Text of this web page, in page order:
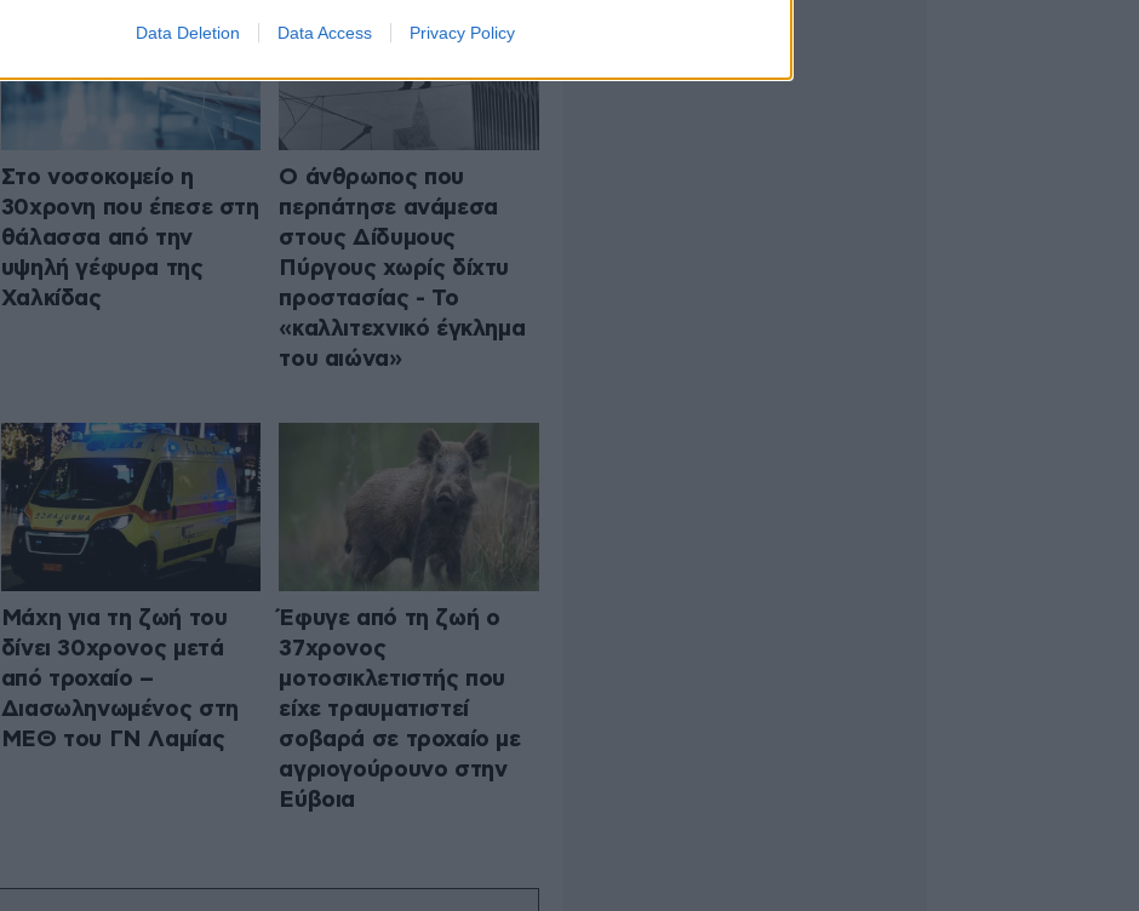
Data Deletion Data Access Privacy Policy
Στο νοσοκομείο η
30χρονη που έπεσε στη
θάλασσα από την
υψηλή γέφυρα της
Χαλκίδας
Ο άνθρωπος που
περπάτησε ανάμεσα
στους Δίδυμους
Πύργους χωρίς δίχτυ
προστασίας - Το
«καλλιτεχνικό έγκλημα
του αιώνα»
Μάχη για τη ζωή του
δίνει 30χρονος μετά
από τροχαίο –
Διασωληνωμένος στη
ΜΕΘ του ΓΝ Λαμίας
Έφυγε από τη ζωή ο
37χρονος
μοτοσικλετιστής που
είχε τραυματιστεί
σοβαρά σε τροχαίο με
αγριογούρουνο στην
Εύβοια